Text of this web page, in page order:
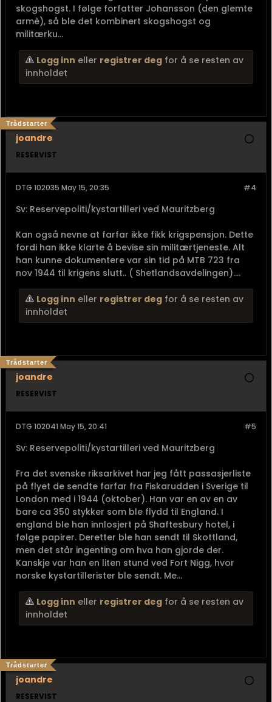
skogshogst. I følge forfatter Johansson (den glemte
armè), så ble det kombinert skogshogst og
militærku...
Logg inn eller registrer deg for å se resten av
innholdet
joandre
Trådstarter
RESERVIST
#4
DTG 102035 May 15, 20:35
Sv: Reservepoliti/kystartilleri ved Mauritzberg
Kan også nevne at farfar ikke fikk krigspensjon. Dette
fordi han ikke klarte å bevise sin militærtjeneste. Alt
han kunne dokumentere var sin tid på MTB 723 fra
nov 1944 til krigens slutt.. ( Shetlandsavdelingen)....
Logg inn eller registrer deg for å se resten av
innholdet
joandre
Trådstarter
RESERVIST
#5
DTG 102041 May 15, 20:41
Sv: Reservepoliti/kystartilleri ved Mauritzberg
Fra det svenske riksarkivet har jeg fått passasjerliste
på flyet de sendte farfar fra Fiskarudden i Sverige til
London med i 1944 (oktober). Han var en av en av
bare ca 350 stykker som ble flydd til England. I
england ble han innlosjert på Shaftesbury hotel, i
følge papirer. Deretter ble han sendt til Skottland,
men det står ingenting om hva han gjorde der.
Kanskje var han en liten stund ved Fort Nigg, hvor
norske kystartillerister ble sendt. Me...
Logg inn eller registrer deg for å se resten av
innholdet
joandre
Trådstarter
RESERVIST